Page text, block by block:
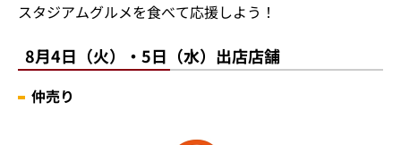
スタジアムグルメを食べて応援しよう！
8月4日（火）・5日（水）出店店舗
仲売り